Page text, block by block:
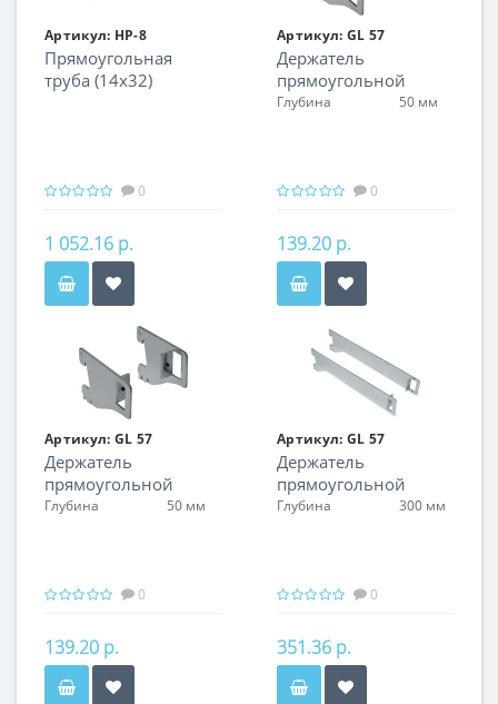
Артикул: НР-8
Прямоугольная
труба (14х32)
0
1 052.16 р.
Артикул: GL 57
Держатель
прямоугольной
трубы, левый
Глубина 50 мм
0
139.20 р.
Артикул: GL 57
Держатель
прямоугольной
трубы, правый
Глубина 50 мм
0
139.20 р.
Артикул: GL 57
Держатель
прямоугольной
трубы, левый
Глубина 300 мм
0
351.36 р.